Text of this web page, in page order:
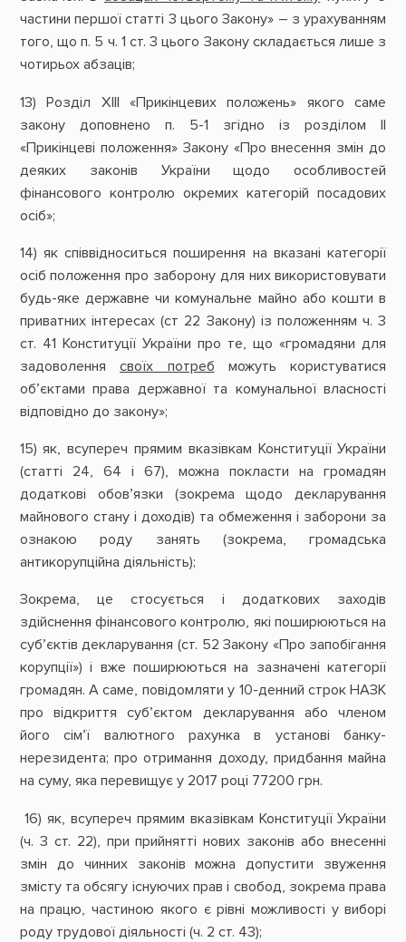
частини першої статті 3 цього Закону» – з урахуванням
того, що п. 5 ч. 1 ст. 3 цього Закону складається лише з
чотирьох абзаців;
13) Розділ ХІІІ «Прикінцевих положень» якого саме
закону доповнено п. 5-1 згідно із розділом ІІ
«Прикінцеві положення» Закону «Про внесення змін до
деяких законів України щодо особливостей
фінансового контролю окремих категорій посадових
осіб»;
14) як співвідноситься поширення на вказані категорії
осіб положення про заборону для них використовувати
будь-яке державне чи комунальне майно або кошти в
приватних інтересах (ст 22 Закону) із положенням ч. 3
ст. 41 Конституції України про те, що «громадяни для
задоволеннясвоїх потреб можуть користуватися
об’єктами права державної та комунальної власності
відповідно до закону»;
15) як, всупереч прямим вказівкам Конституції України
(статті 24, 64 і 67), можна покласти на громадян
додаткові обов’язки (зокрема щодо декларування
майнового стану і доходів) та обмеження і заборони за
ознакою роду занять (зокрема, громадська
антикорупційна діяльність);
Зокрема, це стосується і додаткових заходів
здійснення фінансового контролю, які поширюються на
суб’єктів декларування (ст. 52 Закону «Про запобігання
корупції») і вже поширюються на зазначені категорії
громадян. А саме, повідомляти у 10-денний строк НАЗК
про відкриття суб’єктом декларування або членом
його сім’ї валютного рахунка в установі банку-
нерезидента; про отримання доходу, придбання майна
на суму, яка перевищує у 2017 році 77200 грн.
16) як, всупереч прямим вказівкам Конституції України
(ч. 3 ст. 22), при прийнятті нових законів або внесенні
змін до чинних законів можна допустити звуження
змісту та обсягу існуючих прав і свобод, зокрема права
на працю, частиною якого є рівні можливості у виборі
роду трудової діяльності (ч. 2 ст. 43);